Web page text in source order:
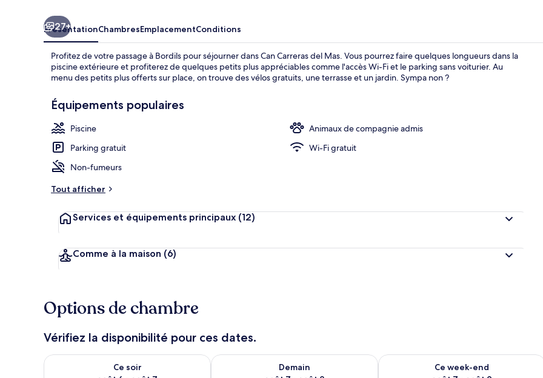
27+
PrésentationChambresEmplacementConditions
Profitez de votre passage à Bordils pour séjourner dans Can Carreras del Mas. Vous pourrez faire quelques longueurs dans la
piscine extérieure et profiterez de quelques petits plus appréciables comme l'accès Wi-Fi et le parking sans voiturier. Au
menu des petits plus offerts sur place, on trouve des vélos gratuits, une terrasse et un jardin. Sympa non ?
Équipements populaires
Piscine
Animaux de compagnie admis
Parking gratuit
Wi-Fi gratuit
Non-fumeurs
Tout afficher
Services et équipements principaux (12)
Comme à la maison (6)
Options de chambre
Vérifiez la disponibilité pour ces dates.
Ce soir
Vérifier la disponibilité pour ce soir août 6 - août 7
Demain
Vérifier la disponibilité pour demain août 7 - août 8
Ce week-end
Vérifier la disponibilité pour ce